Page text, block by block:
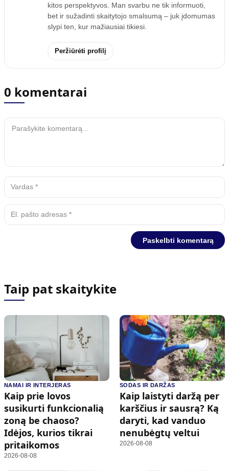
kitos perspektyvos. Man svarbu ne tik informuoti,
bet ir sužadinti skaitytojo smalsumą – juk įdomumas
slypi ten, kur mažiausiai tikiesi.
Peržiūrėti profilį
0 komentarai
Taip pat skaitykite
NAMAI IR INTERJERAS
Kaip prie lovos
susikurti funkcionalią
zoną be chaoso?
Idėjos, kurios tikrai
pritaikomos
2026-08-08
SODAS IR DARŽAS
Kaip laistyti daržą per
karščius ir sausrą? Ką
daryti, kad vanduo
nenubėgtų veltui
2026-08-08